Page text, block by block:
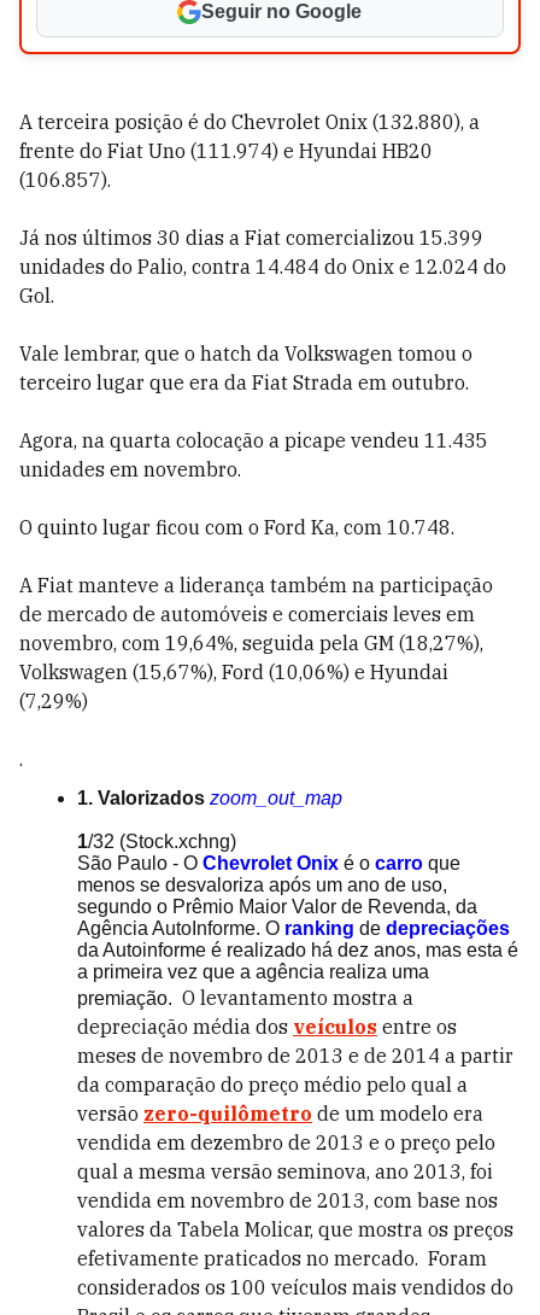
Seguir no Google
A terceira posição é do Chevrolet Onix (132.880), a
frente do Fiat Uno (111.974) e Hyundai HB20
(106.857).
Já nos últimos 30 dias a Fiat comercializou 15.399
unidades do Palio, contra 14.484 do Onix e 12.024 do
Gol.
Vale lembrar, que o hatch da Volkswagen tomou o
terceiro lugar que era da Fiat Strada em outubro.
Agora, na quarta colocação a picape vendeu 11.435
unidades em novembro.
O quinto lugar ficou com o Ford Ka, com 10.748.
A Fiat manteve a liderança também na participação
de mercado de automóveis e comerciais leves em
novembro, com 19,64%, seguida pela GM (18,27%),
Volkswagen (15,67%), Ford (10,06%) e Hyundai
(7,29%)
.
1. Valorizados zoom_out_map
1/32 (Stock.xchng)
São Paulo - O Chevrolet Onix é o carro que
menos se desvaloriza após um ano de uso,
segundo o Prêmio Maior Valor de Revenda, da
Agência AutoInforme. O ranking de depreciações
da Autoinforme é realizado há dez anos, mas esta é
a primeira vez que a agência realiza uma
premiação. O levantamento mostra a
depreciação média dos veículos entre os
meses de novembro de 2013 e de 2014 a partir
da comparação do preço médio pelo qual a
versão zero-quilômetro de um modelo era
vendida em dezembro de 2013 e o preço pelo
qual a mesma versão seminova, ano 2013, foi
vendida em novembro de 2013, com base nos
valores da Tabela Molicar, que mostra os preços
efetivamente praticados no mercado. Foram
considerados os 100 veículos mais vendidos do